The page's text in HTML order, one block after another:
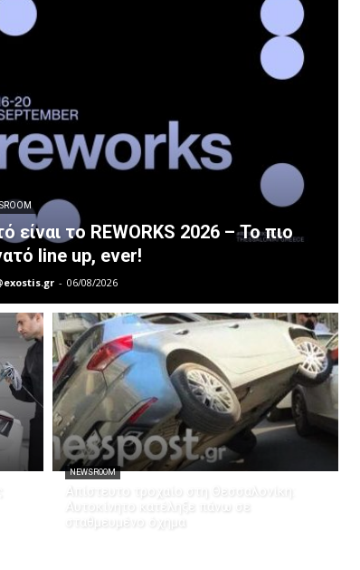
είναι το REWORKS 2026 – Το πιο
line up, ever!
- 06/08/2026
NEWSROOM
Απίστευτο τροχαίο στη Θεσσαλονίκη:
Αυτοκίνητο κατέληξε πάνω σε
σταθμευμένο όχημα